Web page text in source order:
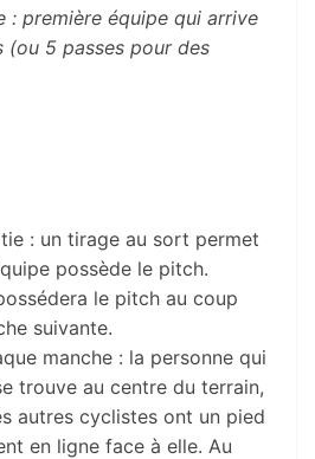
: première équipe qui arrive
(ou 5 passes pour des
: un tirage au sort permet
possède le pitch.
le pitch au coup
suivante.
manche : la personne qui
trouve au centre du terrain,
autres cyclistes ont un pied
en ligne face à elle. Au